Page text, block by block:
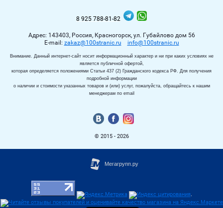
8 925 788-81-82
Адрес: 143403, Россия, Красногорск, ул. Губайлово дом 56
Е-mail: zakaz@100stranic.ru info@100stranic.ru
Внимание. Данный интернет-сайт носит информационный характер и ни при каких условиях не
является публичной офертой,
которая определяется положениями Статьи 437 (2) Гражданского кодекса РФ. Для получения
подробной информации
о наличии и стоимости указанных товаров и (или) услуг, пожалуйста, обращайтесь к нашим
менеджерам по email
© 2015 - 2026
.